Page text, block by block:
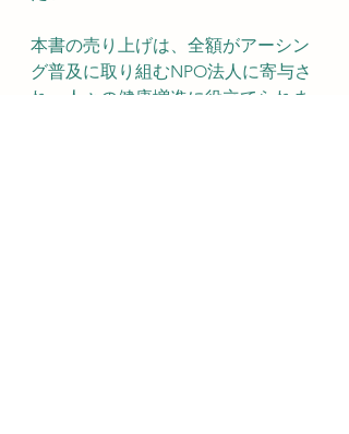
本書の売り上げは、全額がアーシン
グ普及に取り組むNPO法人に寄与さ
れ、人々の健康増進に役立てられま